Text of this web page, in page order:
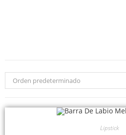
Orden predeterminado
Lipstick